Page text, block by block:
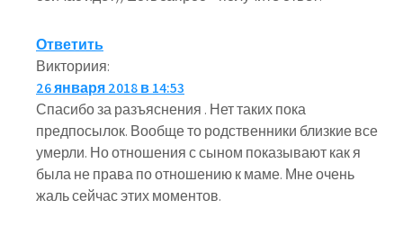
Ответить
Викториия:
26 января 2018 в 14:53
Спасибо за разъяснения . Нет таких пока
предпосылок. Вообще то родственники близкие все
умерли. Но отношения с сыном показывают как я
была не права по отношению к маме. Мне очень
жаль сейчас этих моментов.